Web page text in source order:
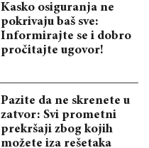
Kasko osiguranja ne
pokrivaju baš sve:
Informirajte se i dobro
pročitajte ugovor!
Pazite da ne skrenete u
zatvor: Svi prometni
prekršaji zbog kojih
možete iza rešetaka